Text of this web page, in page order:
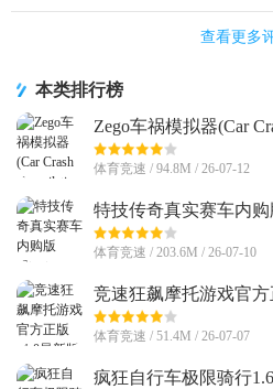
查看更多
本类排行榜
Zego车祸模拟器(Car
Game)内置菜单1.9 安卓
体育竞速 / 94.8M / 26-07-12
特技传奇真实赛车内购
Legends)v8 安卓免付费
体育竞速 / 203.6M / 26-07-10
竞速狂飙摩托游戏官方
体育竞速 / 51.4M / 26-07-07
疯狂自行车极限骑行